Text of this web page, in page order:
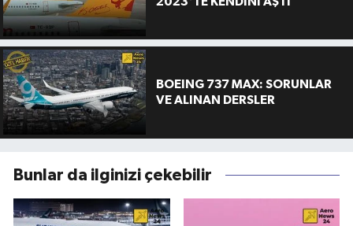
BOEING 737 MAX: SORUNLAR
VE ALINAN DERSLER
Bunlar da ilginizi çekebilir